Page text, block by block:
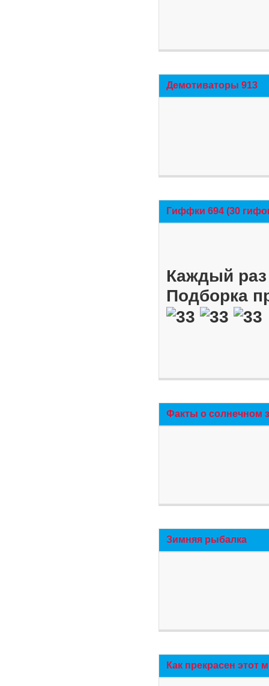
Демотиваторы 913
Гиффки 694 (30
Каждый
Подборка
Факты о солнечном
Зимняя рыбалка
Как прекрасен этот